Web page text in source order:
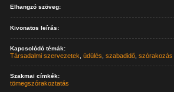
Elhangzó szöveg:
Kivonatos leírás:
Kapcsolódó témák:
Társadalmi szervezetek ,üdülés ,szabadidő ,szórakozás
Szakmai címkék:
tömegszórakoztatás